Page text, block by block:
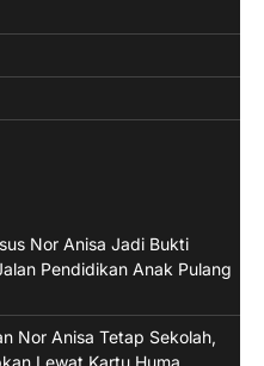
Nor Anisa Jadi Bukti
Pendidikan Anak Pulang
Nor Anisa Tetap Sekolah,
Lewat Kartu Huma